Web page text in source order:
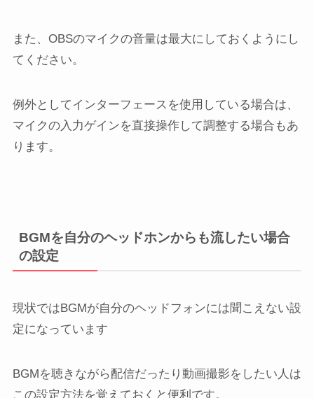
また、OBSのマイクの音量は最大にしておくようにし
てください。
例外としてインターフェースを使用している場合は、
マイクの入力ゲインを直接操作して調整する場合もあ
ります。
BGMを自分のヘッドホンからも流したい場合
の設定
現状ではBGMが自分のヘッドフォンには聞こえない設
定になっています
BGMを聴きながら配信だったり動画撮影をしたい人は
この設定方法を覚えておくと便利です。